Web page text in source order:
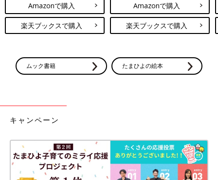
Amazonで購入
楽天ブックスで購入
Amazonで購入
楽天ブックスで購入
ムック書籍 たまひよの絵本
キャンペーン